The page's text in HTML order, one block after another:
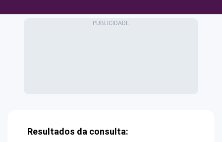
Resultados da consulta: